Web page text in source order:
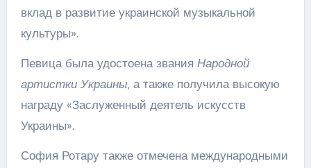
вклад в развитие украинской музыкальной
культуры».
Певица была удостоена звания Народной
артистки Украины, а также получила высокую
награду «Заслуженный деятель искусств
Украины».
София Ротару также отмечена международными